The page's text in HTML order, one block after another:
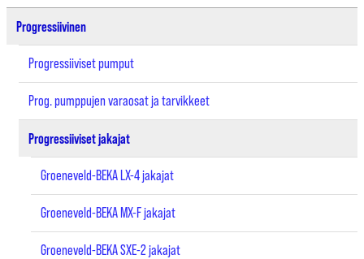
Progressiivinen
Progressiiviset pumput
Prog. pumppujen varaosat ja tarvikkeet
Progressiiviset jakajat
Groeneveld-BEKA LX-4 jakajat
Groeneveld-BEKA MX-F jakajat
Groeneveld-BEKA SXE-2 jakajat